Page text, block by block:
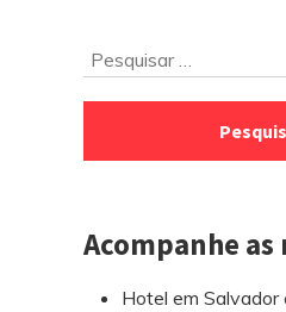
Pesquisar
Acompanhe as
Hotel em Salvador